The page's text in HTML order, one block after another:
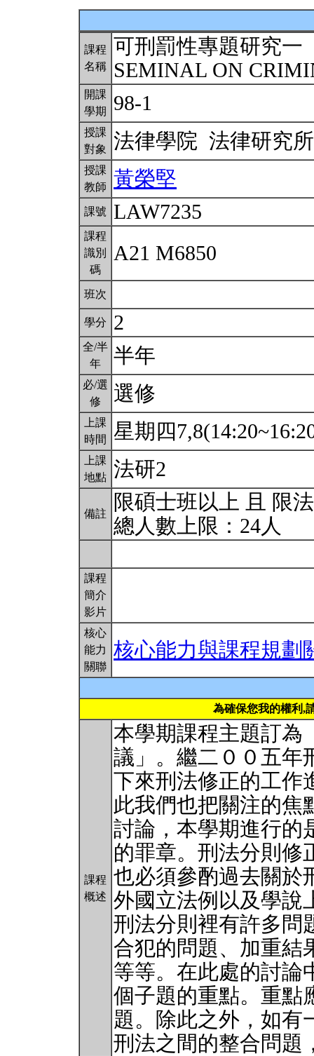
課程
名稱
可刑罰性專題研究一
SEMINAL ON
開課
學期
98-1
授課
對象
法律學院 法律研究
授課
教師
黃榮堅
課號 LAW7235
課程
識別
碼
A21 M6850
班次
學分 2
全/半
年
半年
必/選
修
選修
上課
時間
星期四
上課
地點 法研2
備註
限碩士班以上 且 限
總人數上限：24人
課程
簡介
影片
核心
能力
關聯
核心能力與課程規劃
為確保您我的權利,
課程
概述
本學期課程主題訂為
議」。繼二００五年
下來刑法修正的工作
此我們也把關注的焦
討論，本學期進行的
的罪章。刑法分則修
也必須參酌過去關於
外國立法例以及學說
刑法分則裡有許多問
合犯的問題、加重結
等等。在此處的討論
個子題的重點。重點
題。除此之外，如有
刑法之間的整合問